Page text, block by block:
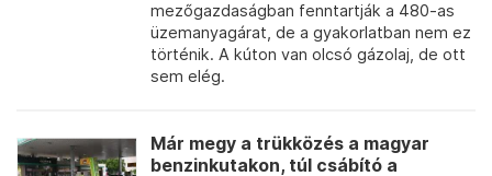
mezőgazdaságban fenntartják a 480-as
üzemanyagárat, de a gyakorlatban nem ez
történik. A kúton van olcsó gázolaj, de ott
sem elég.
Már megy a trükközés a magyar
benzinkutakon, túl csábító a